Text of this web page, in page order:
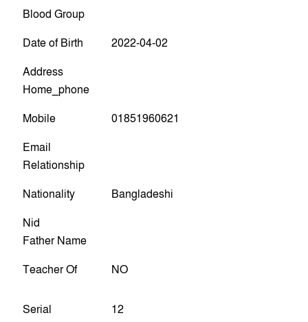
Blood Group
Date of Birth
2022-04-02
Address
Home_phone
Mobile
01851960621
Email
Relationship
Nationality
Bangladeshi
Nid
Father Name
Teacher Of
NO
Serial
12